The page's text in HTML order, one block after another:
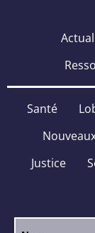
Santé
Justice